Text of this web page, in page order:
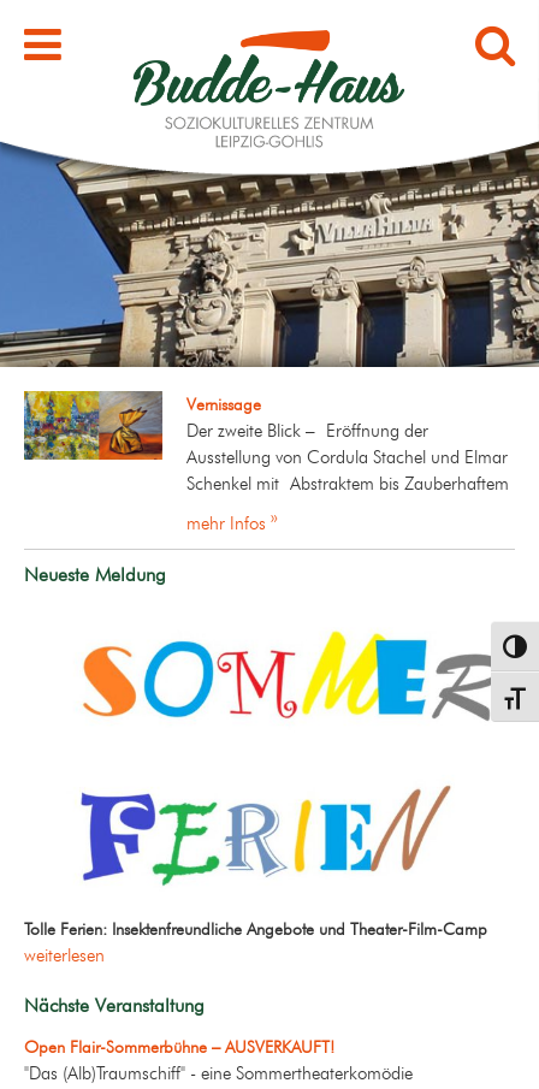
Vernissage
Der zweite Blick – Eröffnung der
Ausstellung von Cordula Stachel und Elmar
Schenkel mit Abstraktem bis Zauberhaftem
mehr Infos »
Neueste Meldung
Tolle Ferien: Insektenfreundliche Angebote und Theater-Film-Camp
weiterlesen
Nächste Veranstaltung
Open Flair-Sommerbühne – AUSVERKAUFT!
"Das (Alb)Traumschiff" - eine Sommertheaterkomödie